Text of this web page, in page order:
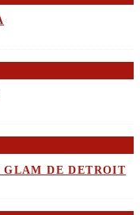
DE DETROIT